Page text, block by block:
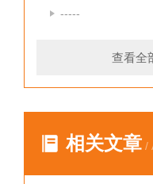
-----
查看全
相关文章 /